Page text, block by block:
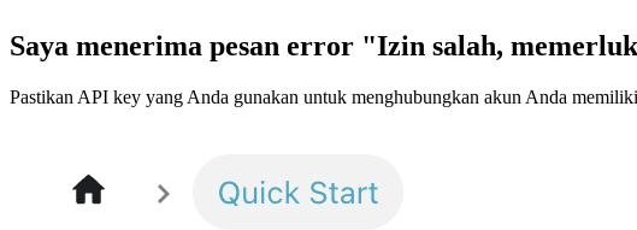
Saya menerima pesan error "Izin salah,
Pastikan API key yang Anda gunakan untuk menghubungkan akun Anda